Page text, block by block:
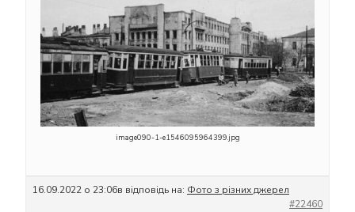
image090-1-e1546095964399.jpg
16.09.2022 о 23:06в відповідь на: Фото з різних джерел
#22460